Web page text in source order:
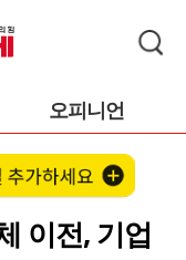
오피니언
이전, 기업